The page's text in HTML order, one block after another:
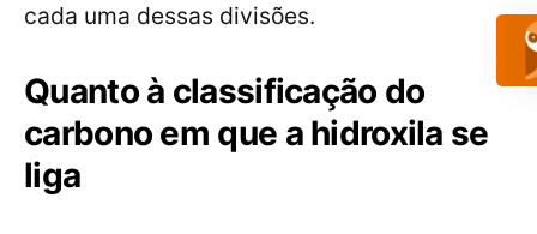
cada uma dessas divisões.
Quanto à classificação do
carbono em que a hidroxila se
liga